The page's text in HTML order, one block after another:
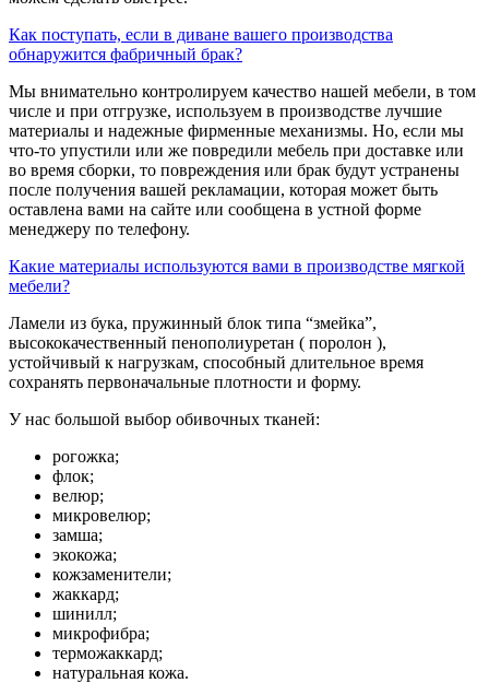
Как поступать, если в диване вашего производства
обнаружится фабричный брак?
Мы внимательно контролируем качество нашей мебели, в том
числе и при отгрузке, используем в производстве лучшие
материалы и надежные фирменные механизмы. Но, если мы
что-то упустили или же повредили мебель при доставке или
во время сборки, то повреждения или брак будут устранены
после получения вашей рекламации, которая может быть
оставлена вами на сайте или сообщена в устной форме
менеджеру по телефону.
Какие материалы используются вами в производстве мягкой
мебели?
Ламели из бука, пружинный блок типа “змейка”,
высококачественный пенополиуретан ( поролон ),
устойчивый к нагрузкам, способный длительное время
сохранять первоначальные плотности и форму.
У нас большой выбор обивочных тканей:
рогожка;
флок;
велюр;
микровелюр;
замша;
экокожа;
кожзаменители;
жаккард;
шинилл;
микрофибра;
терможаккард;
натуральная кожа.